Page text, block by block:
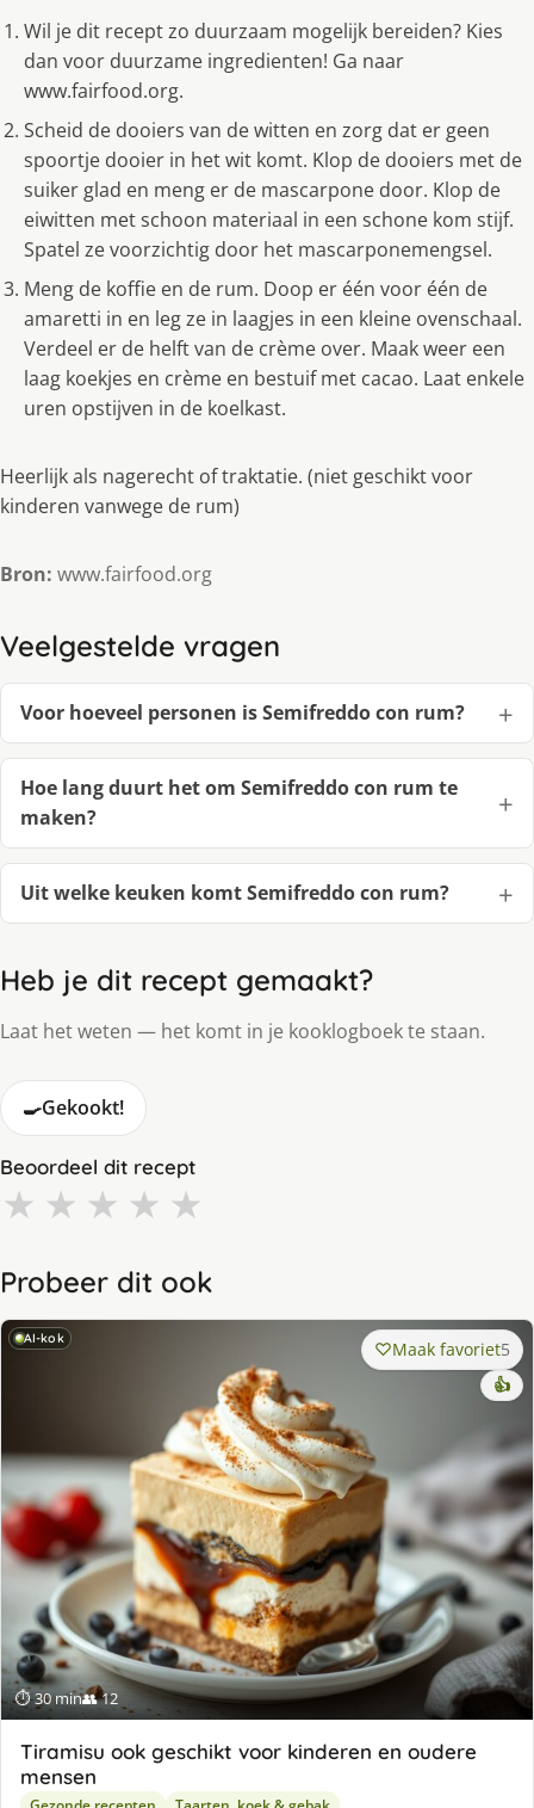
Wil je dit recept zo duurzaam mogelijk bereiden? Kies
dan voor duurzame ingredienten! Ga naar
www.fairfood.org.
Scheid de dooiers van de witten en zorg dat er geen
spoortje dooier in het wit komt. Klop de dooiers met de
suiker glad en meng er de mascarpone door. Klop de
eiwitten met schoon materiaal in een schone kom stijf.
Spatel ze voorzichtig door het mascarponemengsel.
Meng de koffie en de rum. Doop er één voor één de
amaretti in en leg ze in laagjes in een kleine ovenschaal.
Verdeel er de helft van de crème over. Maak weer een
laag koekjes en crème en bestuif met cacao. Laat enkele
uren opstijven in de koelkast.
Heerlijk als nagerecht of traktatie. (niet geschikt voor
kinderen vanwege de rum)
Bron: www.fairfood.org
Veelgestelde vragen
Voor hoeveel personen is Semifreddo con rum?
Hoe lang duurt het om Semifreddo con rum te
maken?
Uit welke keuken komt Semifreddo con rum?
Heb je dit recept gemaakt?
Laat het weten — het komt in je kooklogboek te staan.
🍳Gekookt!
Beoordeel dit recept
★ ★ ★ ★ ★
Probeer dit ook
AI-kok
⏱ 30 min👥 12
Maak favoriet5
👍
Tiramisu ook geschikt voor kinderen en oudere
mensen